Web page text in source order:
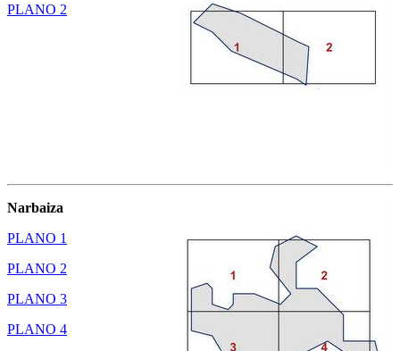
PLANO 2
Narbaiza
PLANO 1
PLANO 2
PLANO 3
PLANO 4